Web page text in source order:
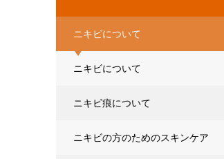
ニキビについて
ニキビについて
ニキビ痕について
ニキビの方のためのスキンケア